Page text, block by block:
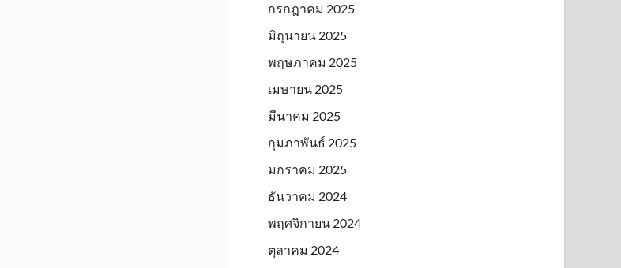
กรกฎาคม 2025
มิถุนายน 2025
พฤษภาคม 2025
เมษายน 2025
มีนาคม 2025
กุมภาพันธ์ 2025
มกราคม 2025
ธันวาคม 2024
พฤศจิกายน 2024
ตุลาคม 2024